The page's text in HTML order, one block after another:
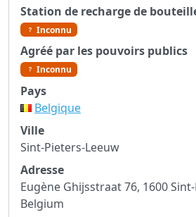
Station de recharge de
Inconnu
Agréé par les pouvoirs publics
Inconnu
Pays
Belgique
Ville
Sint-Pieters-Leeuw
Adresse
Eugène Ghijsstraat 76, 1600
Belgium